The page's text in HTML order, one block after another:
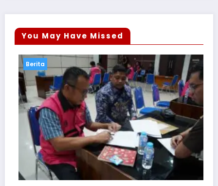
You May Have Missed
Berita